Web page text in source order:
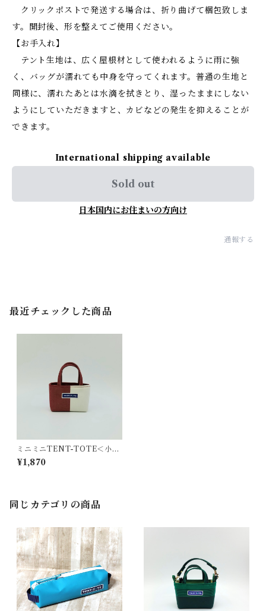
クリックポストで発送する場合は、折り曲げて梱包致しま
す。開封後、形を整えてご使用ください。
【お手入れ】
テント生地は、広く屋根材として使われるように雨に強
く、バッグが濡れても中身を守ってくれます。普通の生地と
同様に、濡れたあとは水滴を拭きとり、湿ったままにしない
ようにしていただきますと、カビなどの発生を抑えることが
できます。
International shipping available
Sold out
日本国内にお住まいの方向け
通報する
最近チェックした商品
ミニミニTENT-TOTE＜小物
入れ＞K-0442-Y
¥1,870
同じカテゴリの商品